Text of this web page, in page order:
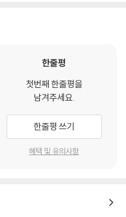
안에서 헬로인디북스가 안녕 인
아리방, 헬로인디북스」 중에서
누군가의 공간이며, 책, 취향,
홍대 앞에서 월세와 관리비 내
하지 않는다. 퇴사하고 차린 책
조급했던 것도 사실이다. 하지
방 연희는 천천히 자신의 속도
기 위한, 책방 연희」 중에서
한줄평
첫번째 한줄평을
남겨주세요.
한줄평 쓰기
혜택 및 유의사항